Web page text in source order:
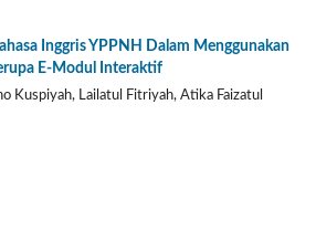
Inggris YPPNH Dalam Menggunakan
E-Modul Interaktif
Kuspiyah, Lailatul Fitriyah, Atika Faizatul